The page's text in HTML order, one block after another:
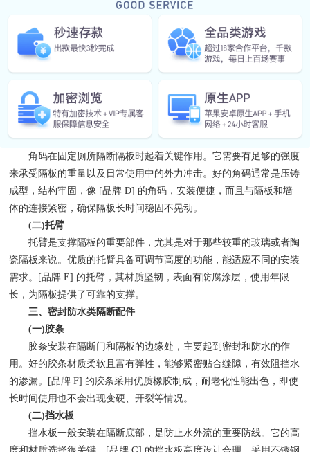
(三)拉手
拉手虽然看似不起眼，但关乎着使用的舒适度和隔断门的整体格
调。有的拉手采用弧形设计，贴合人手的抓握习惯，表面经过磨砂处
高品质的材质，成为众多用户的心头好。
二、隔板支撑类隔断配件
(一)角码
角码在固定厕所隔断隔板时起着关键作用。它需要有足够的强度
来承受隔板的重量以及日常使用中的外力冲击。好的角码通常是压铸
成型，结构牢固，像 [品牌 D] 的角码，安装便捷，而且与隔板和墙
体的连接紧密，确保隔板长时间稳固不晃动。
(二)托臂
托臂是支撑隔板的重要部件，尤其是对于那些较重的玻璃或者陶
瓷隔板来说。优质的托臂具备可调节高度的功能，能适应不同的安装
需求。[品牌 E] 的托臂，其材质坚韧，表面有防腐涂层，使用年限
长，为隔板提供了可靠的支撑。
三、密封防水类隔断配件
(一)胶条
胶条安装在隔断门和隔板的边缘处，主要起到密封和防水的作
用。好的胶条材质柔软且富有弹性，能够紧密贴合缝隙，有效阻挡水
的渗漏。[品牌 F] 的胶条采用优质橡胶制成，耐老化性能出色，即使
长时间使用也不会出现变硬、开裂等情况。
(二)挡水板
挡水板一般安装在隔断底部，是防止水外流的重要防线。它的高